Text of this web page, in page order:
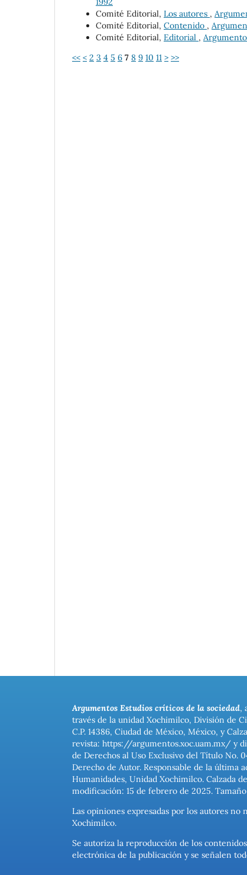
Comité Editorial, Los autores ,
Comité Editorial, Contenido ,
Comité Editorial, Editorial ,
<< < 2 3 4 5 6 7 8 9 10 11 > >>
Argumentos Estudios críticos de la sociedad,
través de la unidad Xochimilco, División de
C.P. 14386, Ciudad de México, México, y
revista: https://argumentos.xoc.uam.mx/ y
de Derechos al Uso Exclusivo del Título No.
Derecho de Autor. Responsable de la última
Humanidades, Unidad Xochimilco. Calzada
modificación: 15 de febrero de 2025.
Las opiniones expresadas por los autores
Xochimilco.
Se autoriza la reproducción de los
electrónica de la publicación y se señalen